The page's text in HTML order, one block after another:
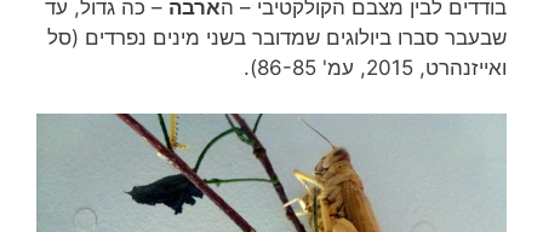
בודדים לבין מצבם הקולקטיבי – הארבה – כה גדול, עד
שבעבר סברו ביולוגים שמדובר בשני מינים נפרדים (סל
ואייזנהרט, 2015, עמ' 86-85).